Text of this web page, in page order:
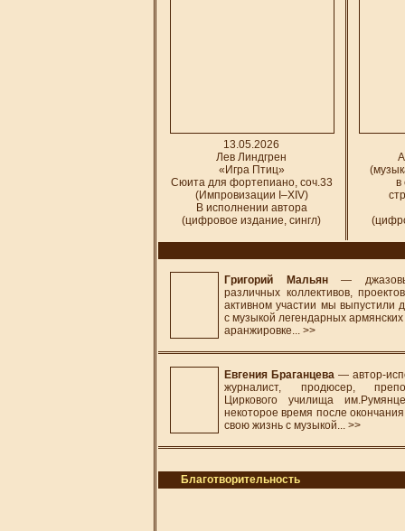
13.05.2026
Лев Линдгрен
«Игра Птиц»
Сюита для фортепиано, соч.33
(Импровизации I–XIV)
В исполнении автора
(цифровое издание, сингл)
в
Григорий Мальян—
различных коллективов,
активном участии мы выпустили
с музыкой легендарных
аранжировке... >>
Евгения Браганцева — автор-
журналист, продюсер,
Циркового училища
некоторое время после
свою жизнь с музыкой... >>
Благотворительность